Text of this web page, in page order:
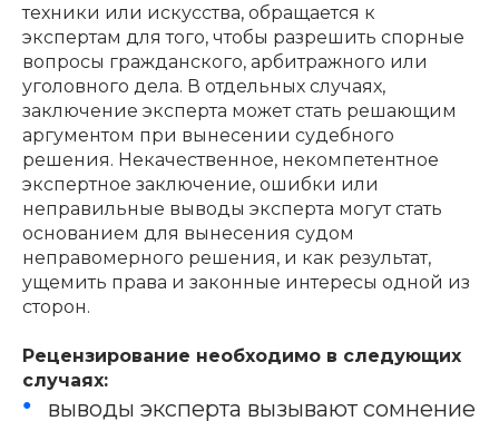
техники или искусства, обращается к
экспертам для того, чтобы разрешить спорные
вопросы гражданского, арбитражного или
уголовного дела. В отдельных случаях,
заключение эксперта может стать решающим
аргументом при вынесении судебного
решения. Некачественное, некомпетентное
экспертное заключение, ошибки или
неправильные выводы эксперта могут стать
основанием для вынесения судом
неправомерного решения, и как результат,
ущемить права и законные интересы одной из
сторон.
Рецензирование необходимо в следующих
случаях:
выводы эксперта вызывают сомнение